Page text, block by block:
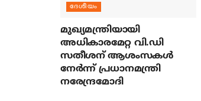
ദേശീയം
മുഖ്യമന്ത്രിയായി
അധികാരമേറ്റ വി.ഡി
സതീശന് ആശംസകള്‍
നേര്‍ന്ന് പ്രധാനമന്ത്രി
നരേന്ദ്രമോദി